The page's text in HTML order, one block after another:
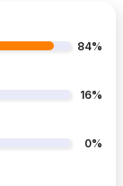
84%
16%
0%